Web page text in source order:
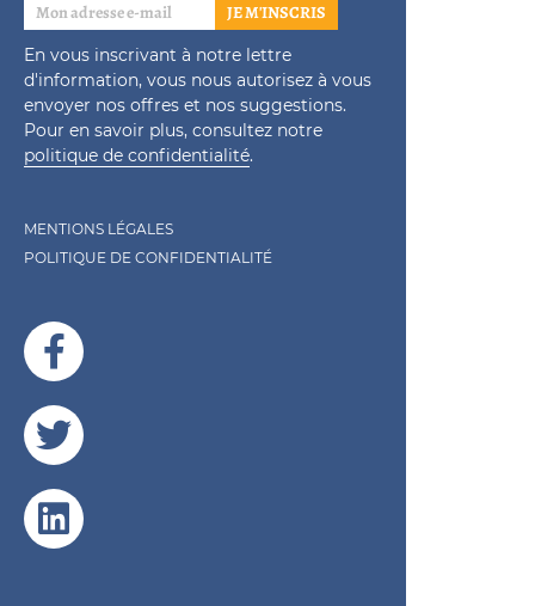
JE M'INSCRIS
En vous inscrivant à notre lettre
d'information, vous nous autorisez à vous
envoyer nos offres et nos suggestions.
Pour en savoir plus, consultez notre
politique de confidentialité.
MENTIONS LÉGALES
POLITIQUE DE CONFIDENTIALITÉ